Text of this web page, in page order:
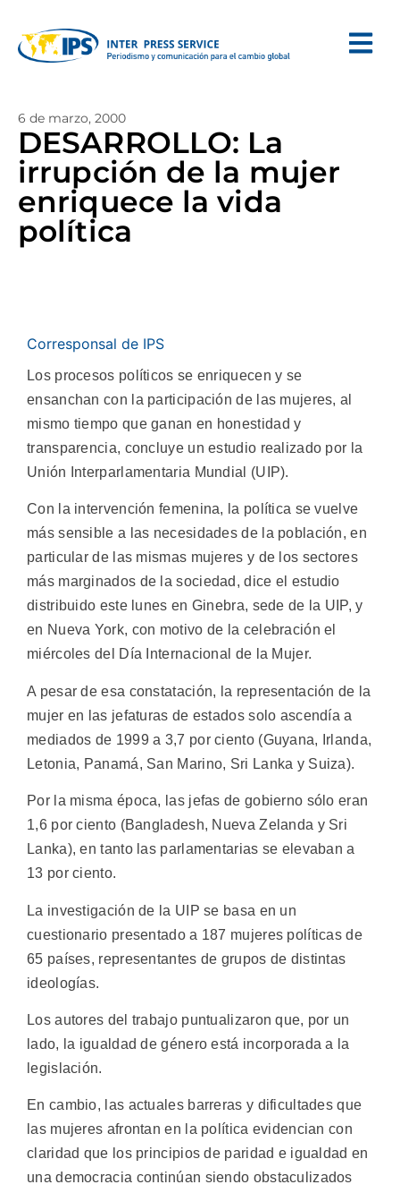
6 de marzo, 2000
DESARROLLO: La
irrupción de la mujer
enriquece la vida
política
Corresponsal de IPS
Los procesos políticos se enriquecen y se
ensanchan con la participación de las mujeres, al
mismo tiempo que ganan en honestidad y
transparencia, concluye un estudio realizado por la
Unión Interparlamentaria Mundial (UIP).
Con la intervención femenina, la política se vuelve
más sensible a las necesidades de la población, en
particular de las mismas mujeres y de los sectores
más marginados de la sociedad, dice el estudio
distribuido este lunes en Ginebra, sede de la UIP, y
en Nueva York, con motivo de la celebración el
miércoles del Día Internacional de la Mujer.
A pesar de esa constatación, la representación de la
mujer en las jefaturas de estados solo ascendía a
mediados de 1999 a 3,7 por ciento (Guyana, Irlanda,
Letonia, Panamá, San Marino, Sri Lanka y Suiza).
Por la misma época, las jefas de gobierno sólo eran
1,6 por ciento (Bangladesh, Nueva Zelanda y Sri
Lanka), en tanto las parlamentarias se elevaban a
13 por ciento.
La investigación de la UIP se basa en un
cuestionario presentado a 187 mujeres políticas de
65 países, representantes de grupos de distintas
ideologías.
Los autores del trabajo puntualizaron que, por un
lado, la igualdad de género está incorporada a la
legislación.
En cambio, las actuales barreras y dificultades que
las mujeres afrontan en la política evidencian con
claridad que los principios de paridad e igualdad en
una democracia continúan siendo obstaculizados